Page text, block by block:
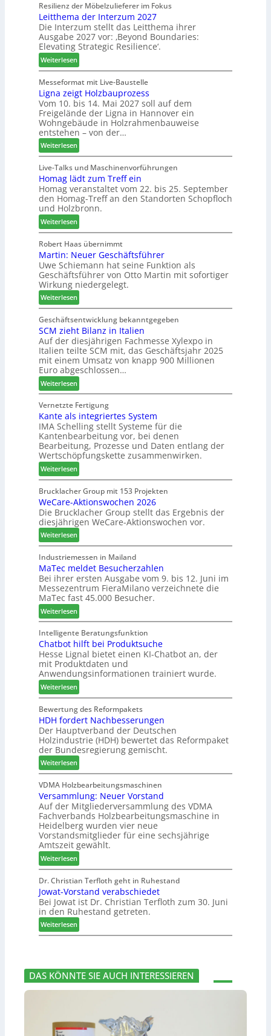
S
o
r
t
i
m
e
n
t
n
u
n
g
e
n
f
ü
r
P
l
a
n
t
a
g
m
e
l
l
o
-
F
r
ä
s
e
r
u
n
d
-
V
e
r
b
i
n
d
e
r
Resilienz der Möbelzulieferer im Fokus
Leitthema der Interzum 2027
Die Interzum stellt das Leitthema ihrer
Ausgabe 2027 vor: ‚Beyond Boundaries:
Elevating Strategic Resilience‘.
Weiterlesen:
L
e
i
t
t
h
e
m
a
d
e
r
I
n
t
e
r
z
u
m
2
0
2
7
Messeformat mit Live-Baustelle
Ligna zeigt Holzbauprozess
Vom 10. bis 14. Mai 2027 soll auf dem
Freigelände der Ligna in Hannover ein
Wohngebäude in Holzrahmenbauweise
entstehen – von der…
Weiterlesen:
L
i
g
n
a
z
e
i
g
t
H
o
l
z
b
a
u
p
r
o
z
e
s
s
Live-Talks und Maschinenvorführungen
Homag lädt zum Treff ein
Homag veranstaltet vom 22. bis 25. September
den Homag-Treff an den Standorten Schopfloch
und Holzbronn.
Weiterlesen:
H
o
m
a
g
l
ä
d
t
z
u
m
T
r
e
f
f
e
i
n
Robert Haas übernimmt
Martin: Neuer Geschäftsführer
Uwe Schiemann hat seine Funktion als
Geschäftsführer von Otto Martin mit sofortiger
Wirkung niedergelegt.
Weiterlesen:
M
a
r
t
n
:
N
e
u
e
r
G
e
s
c
h
ä
f
t
s
f
ü
h
r
e
r
Geschäftsentwicklung bekanntgegeben
SCM zieht Bilanz in Italien
Auf der diesjährigen Fachmesse Xylexpo in
Italien teilte SCM mit, das Geschäftsjahr 2025
mit einem Umsatz von knapp 900 Millionen
Euro abgeschlossen…
Weiterlesen:
S
C
M
z
i
e
h
t
B
i
l
a
n
z
i
n
I
t
a
l
i
e
n
Vernetzte Fertigung
Kante als integriertes System
IMA Schelling stellt Systeme für die
Kantenbearbeitung vor, bei denen
Bearbeitung, Prozesse und Daten entlang der
Wertschöpfungskette zusammenwirken.
Weiterlesen:
K
a
n
t
e
l
s
i
n
t
e
r
i
e
r
t
e
s
S
y
s
t
e
m
Brucklacher Group mit 153 Projekten
WeCare-Aktionswochen 2026
Die Brucklacher Group stellt das Ergebnis der
diesjährigen WeCare-Aktionswochen vor.
Weiterlesen:
W
e
C
a
r
e
-
A
k
t
i
o
n
s
w
o
c
h
e
n
2
0
2
6
Industriemessen in Mailand
MaTec meldet Besucherzahlen
Bei ihrer ersten Ausgabe vom 9. bis 12. Juni im
Messezentrum FieraMilano verzeichnete die
MaTec fast 45.000 Besucher.
Weiterlesen:
M
a
T
e
c
m
e
l
d
e
t
B
e
s
u
c
h
e
r
z
a
h
l
e
n
Intelligente Beratungsfunktion
Chatbot hilft bei Produktsuche
Hesse Lignal bietet einen KI-Chatbot an, der
mit Produktdaten und
Anwendungsinformationen trainiert wurde.
Weiterlesen:
C
h
a
t
b
o
t
h
i
l
f
t
b
e
i
P
r
o
d
u
k
t
s
h
e
Bewertung des Reformpakets
HDH fordert Nachbesserungen
Der Hauptverband der Deutschen
Holzindustrie (HDH) bewertet das Reformpaket
der Bundesregierung gemischt.
Weiterlesen:
H
D
H
f
o
r
d
e
r
t
N
a
c
h
b
e
e
r
u
e
VDMA Holzbearbeitungsmaschinen
Versammlung: Neuer Vorstand
Auf der Mitgliederversammlung des VDMA
Fachverbands Holzbearbeitungsmaschine in
Heidelberg wurden vier neue
Vorstandsmitglieder für eine sechsjährige
Amtszeit gewählt.
Weiterlesen:
V
e
r
s
a
m
g
:
u
e
Dr. Christian Terfloth geht in Ruhestand
Jowat-Vorstand verabschiedet
Bei Jowat ist Dr. Christian Terfloth zum 30. Juni
in den Ruhestand getreten.
Weiterlesen:
J
a
t
-
r
s
DAS KÖNNTE SIE AUCH INTERESSIEREN